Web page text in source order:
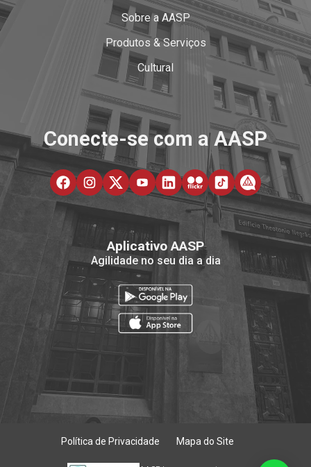
Sobre a AASP
Produtos & Serviços
Cultural
Conecte-se com a AASP
Aplicativo AASP
Agilidade no seu dia a dia
Política de Privacidade Mapa do Site